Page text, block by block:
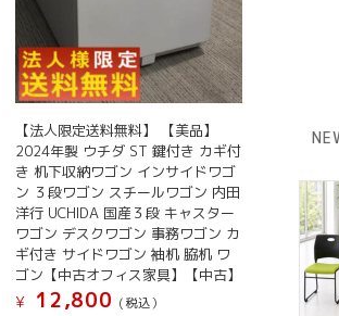
【法人限定送料無料】 【美品】
2024年製 ウチダ ST 鍵付き カギ付
き 机下収納ワゴン インサイドワゴ
ン ３段ワゴン スチールワゴン 内田
洋行 UCHIDA 国産３段 キャスター
ワゴン デスクワゴン 事務ワゴン カ
ギ付き サイドワゴン 袖机 脇机 ワ
ゴン【中古オフィス家具】【中古】
¥
12,800 (税込）